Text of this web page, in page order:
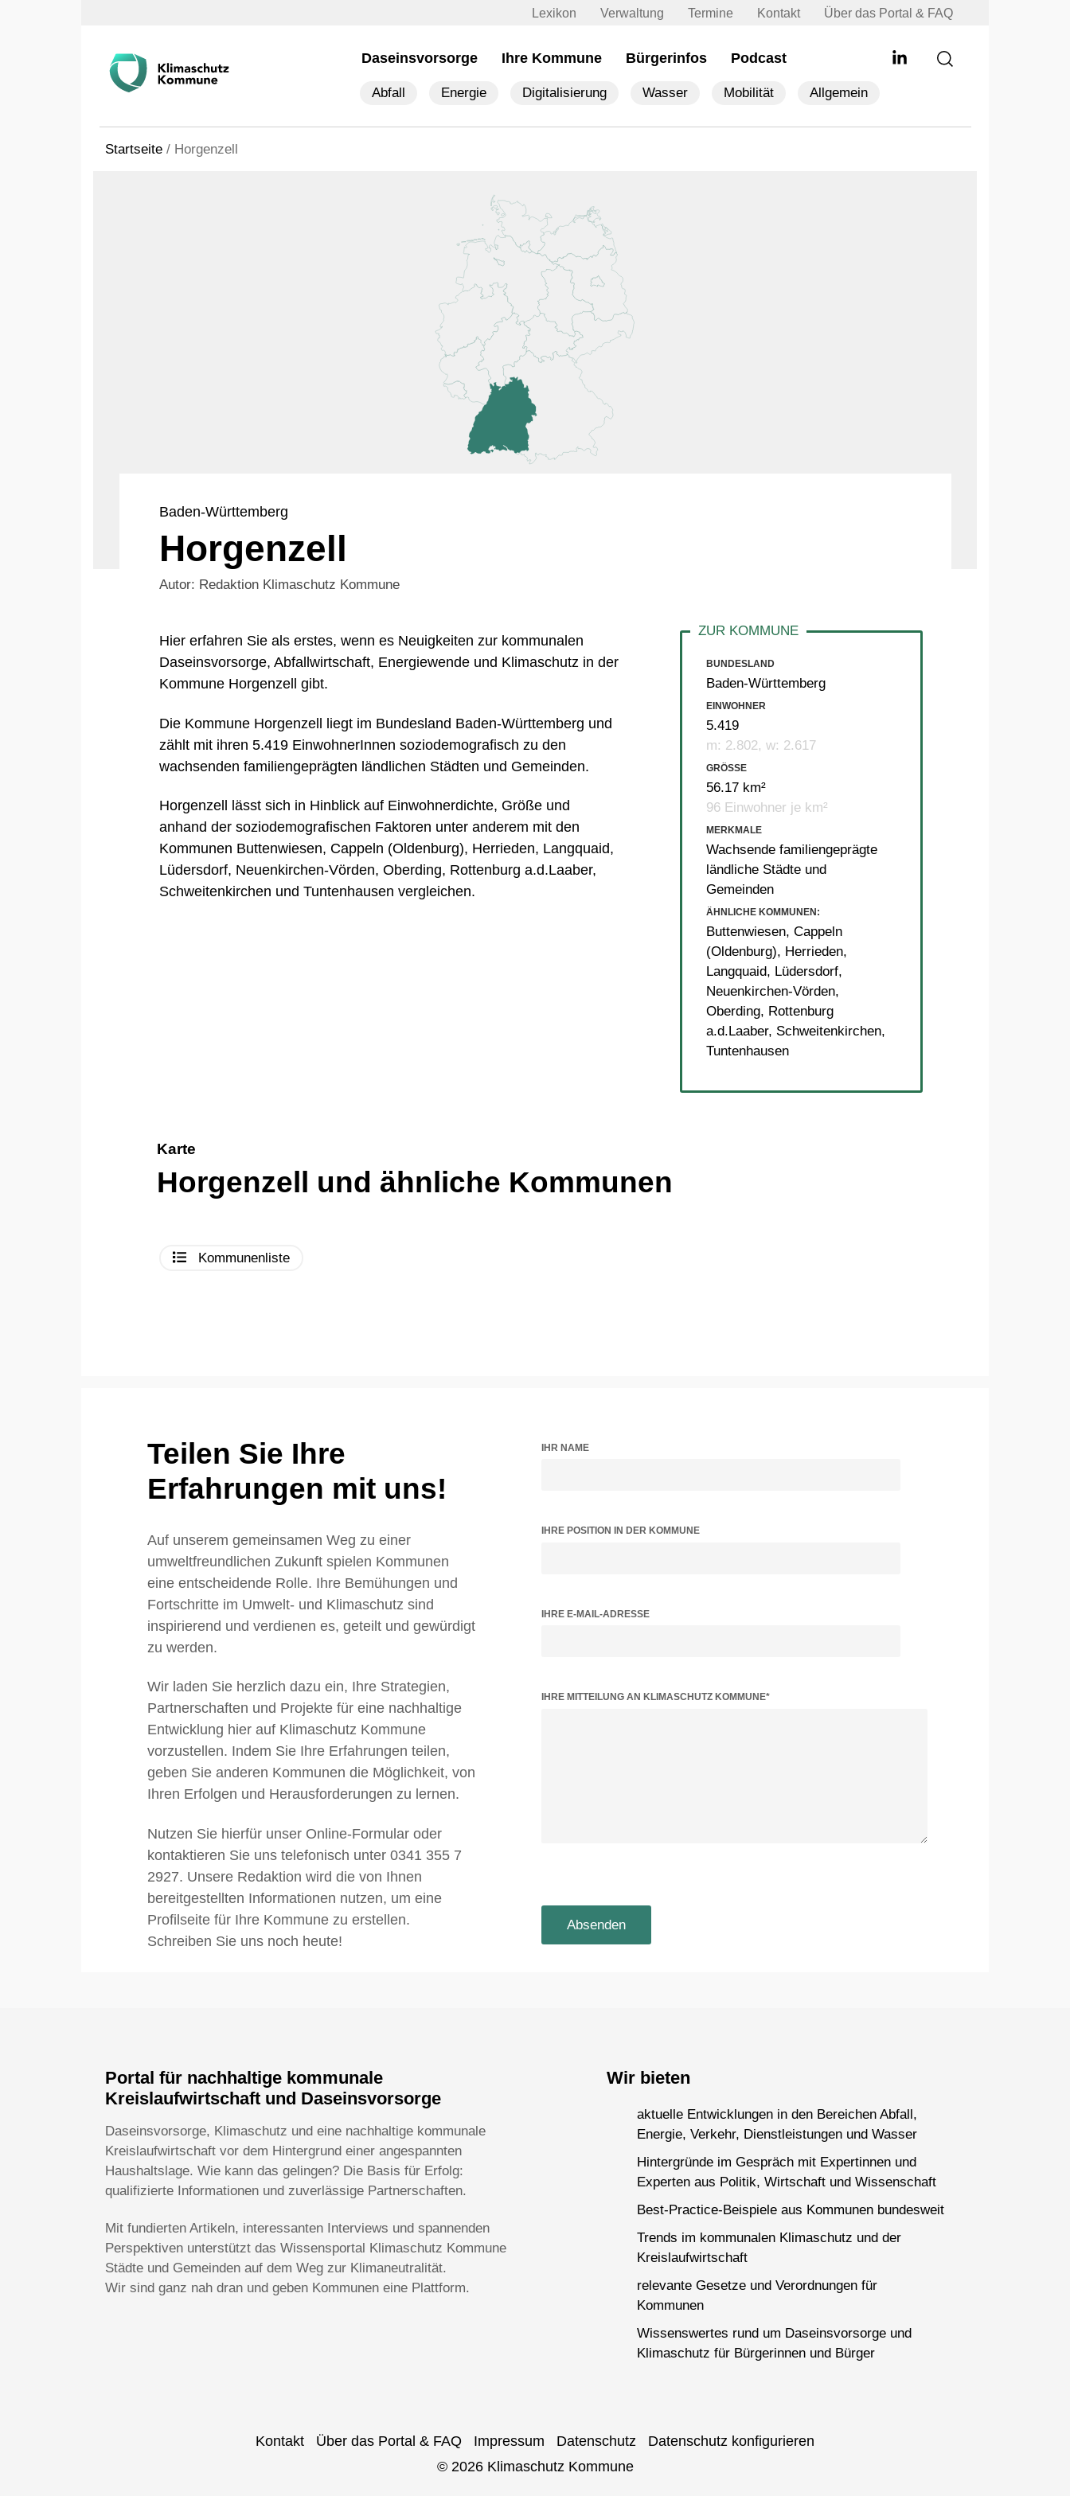
Lexikon Verwaltung Termine Kontakt Über das Portal & FAQ
Daseinsvorsorge Ihre Kommune Bürgerinfos Podcast
Abfall Energie Digitalisierung Wasser Mobilität Allgemein
Startseite / Horgenzell
Baden-Württemberg
Horgenzell
Autor: Redaktion Klimaschutz Kommune
Hier erfahren Sie als erstes, wenn es Neuigkeiten zur kommunalen
Daseinsvorsorge, Abfallwirtschaft, Energiewende und Klimaschutz in der
Kommune Horgenzell gibt.
Die Kommune Horgenzell liegt im Bundesland Baden-Württemberg und
zählt mit ihren 5.419 EinwohnerInnen soziodemografisch zu den
wachsenden familiengeprägten ländlichen Städten und Gemeinden.
Horgenzell lässt sich in Hinblick auf Einwohnerdichte, Größe und
anhand der soziodemografischen Faktoren unter anderem mit den
Kommunen Buttenwiesen, Cappeln (Oldenburg), Herrieden, Langquaid,
Lüdersdorf, Neuenkirchen-Vörden,Oberding, Rottenburg a.d.Laaber,
Schweitenkirchen undTuntenhausen vergleichen.
BUNDESLAND
Baden-Württemberg
EINWOHNER
5.419
m: 2.802, w: 2.617
GRÖSSE
56.17 km²
96 Einwohner je km²
MERKMALE
Wachsende familiengeprägte
ländliche Städte und
Gemeinden
ÄHNLICHE KOMMUNEN:
Buttenwiesen,Cappeln
(Oldenburg), Herrieden,
Langquaid, Lüdersdorf,
Neuenkirchen-Vörden,
Oberding, Rottenburg
a.d.Laaber, Schweitenkirchen,
Tuntenhausen
Karte
Horgenzell und ähnliche Kommunen
Kommunenliste
Teilen Sie Ihre
Erfahrungen mit uns!
Auf unserem gemeinsamen Weg zu einer
umweltfreundlichen Zukunft spielen Kommunen
eine entscheidende Rolle. Ihre Bemühungen und
Fortschritte im Umwelt- und Klimaschutz sind
inspirierend und verdienen es, geteilt und gewürdigt
zu werden.
Wir laden Sie herzlich dazu ein, Ihre Strategien,
Partnerschaften und Projekte für eine nachhaltige
Entwicklung hier auf Klimaschutz Kommune
vorzustellen. Indem Sie Ihre Erfahrungen teilen,
geben Sie anderen Kommunen die Möglichkeit, von
Ihren Erfolgen und Herausforderungen zu lernen.
Nutzen Sie hierfür unser Online-Formular oder
kontaktieren Sie uns telefonisch unter 0341 355 7
2927. Unsere Redaktion wird die von Ihnen
bereitgestellten Informationen nutzen, um eine
Profilseite für Ihre Kommune zu erstellen.
Schreiben Sie uns noch heute!
IHR NAME
IHRE POSITION IN DER KOMMUNE
IHRE E-MAIL-ADRESSE
BITTE LASSE DIESES FELD LEER.
IHRE MITTEILUNG AN KLIMASCHUTZ KOMMUNE*
Portal für nachhaltige kommunale
Kreislaufwirtschaft und Daseinsvorsorge
Daseinsvorsorge, Klimaschutz und eine nachhaltige kommunale
Kreislaufwirtschaft vor dem Hintergrund einer angespannten
Haushaltslage. Wie kann das gelingen? Die Basis für Erfolg:
qualifizierte Informationen und zuverlässige Partnerschaften.
Mit fundierten Artikeln, interessanten Interviews und spannenden
Perspektiven unterstützt das Wissensportal Klimaschutz Kommune
Städte und Gemeinden auf dem Weg zur Klimaneutralität.
Wir sind ganz nah dran und geben Kommunen eine Plattform.
Wir bieten
aktuelle Entwicklungen in den Bereichen Abfall,
Energie, Verkehr, Dienstleistungen und Wasser
Hintergründe im Gespräch mit Expertinnen und
Experten aus Politik, Wirtschaft und Wissenschaft
Best-Practice-Beispiele aus Kommunen bundesweit
Trends im kommunalen Klimaschutz und der
Kreislaufwirtschaft
relevante Gesetze und Verordnungen für
Kommunen
Wissenswertes rund um Daseinsvorsorge und
Klimaschutz für Bürgerinnen und Bürger
Kontakt Über das Portal & FAQ Impressum Datenschutz
Datenschutz konfigurieren
© 2026 Klimaschutz Kommune